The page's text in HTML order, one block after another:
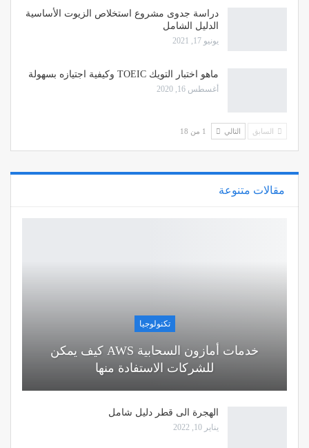
دراسة جدوى مشروع استخلاص الزيوت الأساسية
الدليل الشامل
يونيو 17, 2021
ماهو اختبار التويك TOEIC وكيفية اجتيازه بسهولة
أغسطس 16, 2020
السابق التالي 1 من 18
مقالات متنوعة
تكنولوجيا
خدمات أمازون السحابية AWS كيف يمكن
للشركات الاستفادة منها
الهجرة الى قطر دليل شامل
يناير 10, 2022